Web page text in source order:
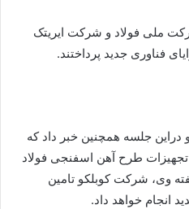
ملی فولاد و شرکت ایریتک
فناوری جدید پرداختند.
جلسه همچنین خبر داد که
تجهیزات طرح آهن اسفنجی فولاد
وی، شرکت کوبلکو‌ تامین
انجام خواهد داد.